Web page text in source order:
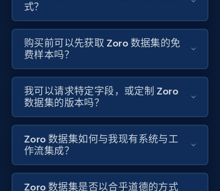
式？
购买前可以先获取 Zoro 数据集的免
费样本吗？
我可以请求特定字段，或定制 Zoro
数据集的版本吗？
Zoro 数据集如何与我现有系统与工
作流集成？
Zoro 数据集是否以合乎道德的方式